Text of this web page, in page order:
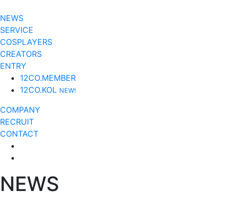
NEWS
SERVICE
COSPLAYERS
CREATORS
ENTRY
12CO.MEMBER
12CO.KOL NEW!
COMPANY
RECRUIT
CONTACT
NEWS